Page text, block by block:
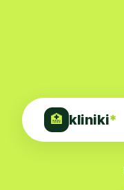
🏥 kliniki*